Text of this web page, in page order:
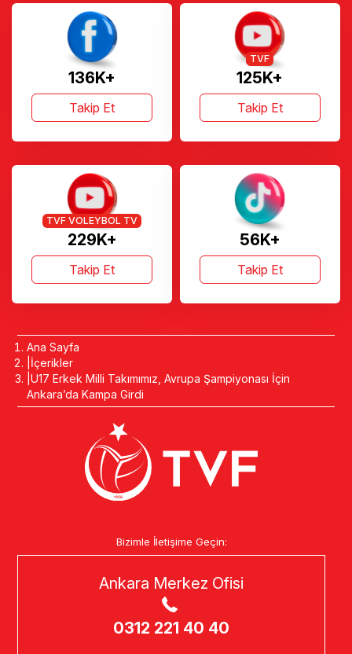
136K+
Takip Et
125K+
TVF
Takip Et
229K+
TVF VOLEYBOL TV
Takip Et
56K+
Takip Et
Ana Sayfa
İçerikler
U17 Erkek Milli Takımımız, Avrupa Şampiyonası İçin
Ankara’da Kampa Girdi
Bizimle İletişime Geçin:
Ankara Merkez Ofisi
0312 221 40 40